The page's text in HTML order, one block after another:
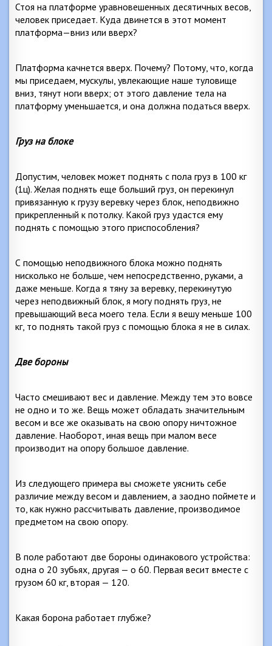
Стоя на платформе уравновешенных десятичных весов,
человек приседает. Куда двинется в этот момент
платформа—вниз или вверх?
Платформа качнется вверх. Почему? Потому, что, когда
мы приседаем, мускулы, увлекающие наше туловище
вниз, тянут ноги вверх; от этого давление тела на
платформу уменьшается, и она должна податься вверх.
Груз на блоке
Допустим, человек может поднять с пола груз в 100 кг
(1ц). Желая поднять еще больший груз, он перекинул
привязанную к грузу веревку через блок, неподвижно
прикрепленный к потолку. Какой груз удастся ему
поднять с помощью этого приспособления?
С помощью неподвижного блока можно поднять
нисколько не больше, чем непосредственно, руками, а
даже меньше. Когда я тяну за веревку, перекинутую
через неподвижный блок, я могу поднять груз, не
превышающий веса моего тела. Если я вешу меньше 100
кг, то поднять такой груз с помощью блока я не в силах.
Две бороны
Часто смешивают вес и давление. Между тем это вовсе
не одно и то же. Вещь может обладать значительным
весом и все же оказывать на свою опору ничтожное
давление. Наоборот, иная вещь при малом весе
производит на опору большое давление.
Из следующего примера вы сможете уяснить себе
различие между весом и давлением, а заодно поймете и
то, как нужно рассчитывать давление, производимое
предметом на свою опору.
В поле работают две бороны одинакового устройства:
одна о 20 зубьях, другая — о 60. Первая весит вместе с
грузом 60 кг, вторая — 120.
Какая борона работает глубже?